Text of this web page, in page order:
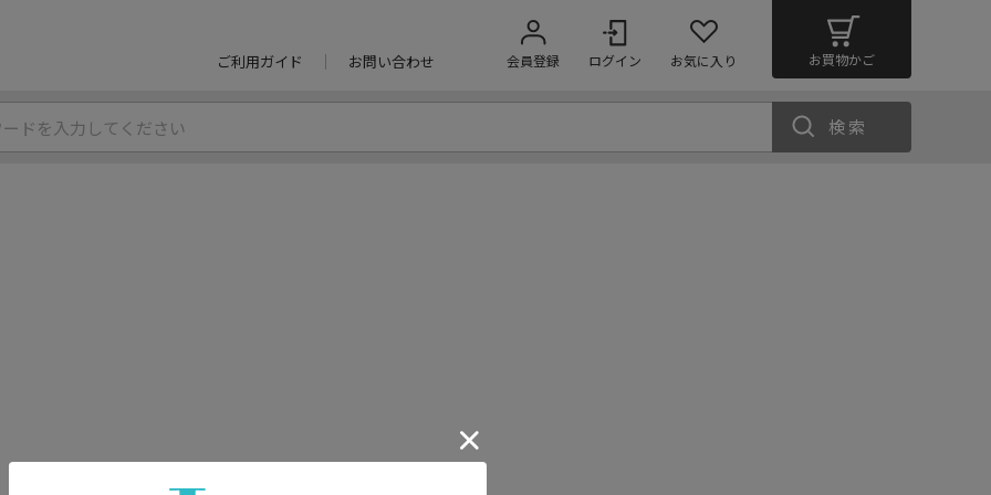
ご利用ガイド お問い合わせ 会員登録 ログイン お気に入り お買物かご
検索